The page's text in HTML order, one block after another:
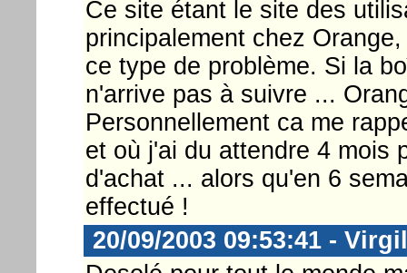
Ce site étant le site des
principalement chez
ce type de problème. Si la
n'arrive pas à suivre ...
Personnellement ca me
et où j'ai du attendre 4 mois
d'achat ... alors qu'en 6
effectué !
20/09/2003 09:53:41 - Virgil